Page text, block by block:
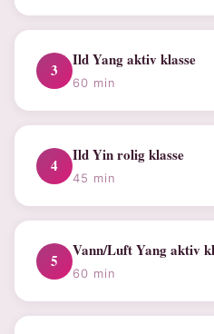
3
Ild Yang aktiv klasse
60 min
4
Ild Yin rolig klasse
45 min
5
Vann/Luft Yang aktiv
60 min